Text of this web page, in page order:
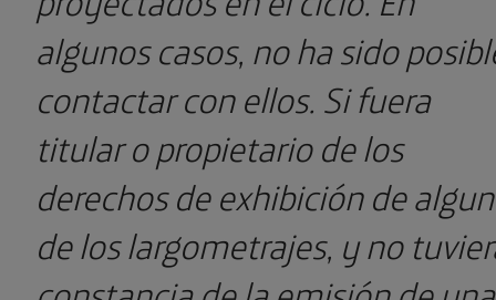
algunos casos, no ha sido
contactar con ellos. Si fuera
titular o propietario de los
derechos de exhibición de
de los largometrajes, y no